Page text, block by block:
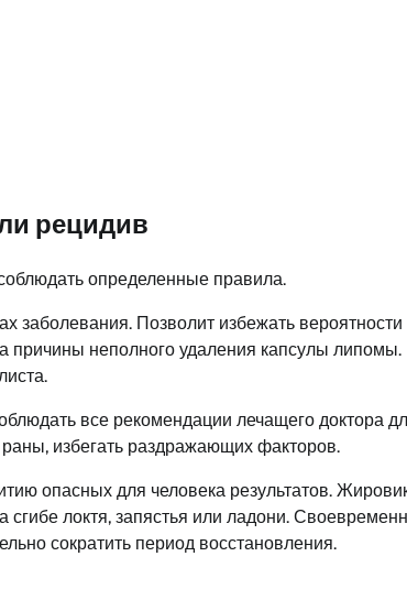
рецидив
определенные правила.
заболевания. Позволит избежать вероятности
причины неполного удаления капсулы липомы.
все рекомендации лечащего доктора
избегать раздражающих факторов.
опасных для человека результатов.
сгибе локтя, запястья или ладони.
сократить период восстановления.